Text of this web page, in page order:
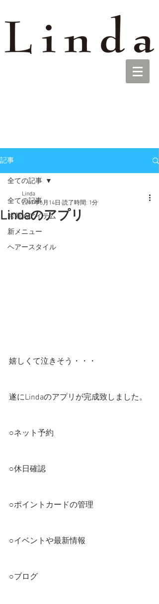
記事
全ての記事
お薦めアイテム
新メニュー
ヘアースタイル
全ての記事
Lindaのアプリ
Linda
2017年6月14日 読了時間: 1分
嬉しくて泣きそう・・・
遂にLindaのアプリが完成致しました。
○ネット予約
○休日確認
○ポイントカードの管理
○イベントや最新情報
○ブログ